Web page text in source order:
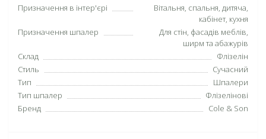
Призначення в інтер'єрі
Вітальня, спальня, дитяча,
кабінет, кухня
Призначення шпалер
Для стін, фасадів меблів,
ширм та абажурів
Склад
Флізелін
Стиль
Сучасний
Тип
Шпалери
Тип шпалер
Флізелінові
Бренд
Cole & Son